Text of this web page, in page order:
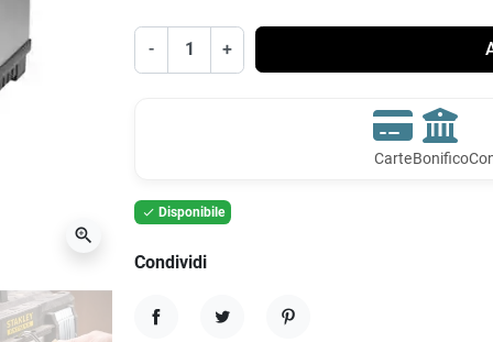
zoom_in
- +
CarteBonifico
 Disponibile
Condividi